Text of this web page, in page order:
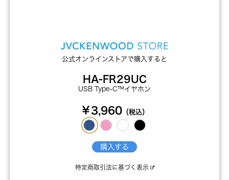
公式オンラインストアで購入すると
HA-FR29UC
USB Type-C™イヤホン
￥3,960（税込）
購入する
特定商取引法に基づく表示